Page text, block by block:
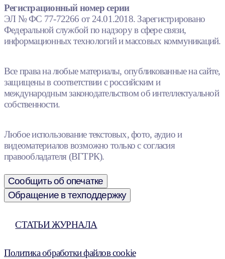
Регистрационный номер серии
ЭЛ № ФС 77-72266 от 24.01.2018. Зарегистрировано
Федеральной службой по надзору в сфере связи,
информационных технологий и массовых коммуникаций.
Все права на любые материалы, опубликованные на сайте,
защищены в соответствии с российским и
международным законодательством об интеллектуальной
собственности.
Любое использование текстовых, фото, аудио и
видеоматериалов возможно только с согласия
правообладателя (ВГТРК).
Сообщить об опечатке
Обращение в техподдержку
СТАТЬИ ЖУРНАЛА
Политика обработки файлов cookie